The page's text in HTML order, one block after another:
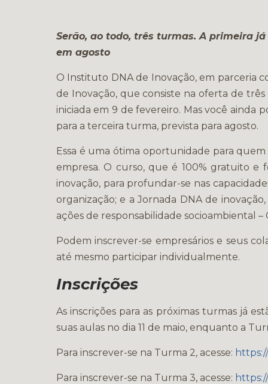
Serão, ao todo, três turmas. A primeira
em agosto
O Instituto DNA de Inovação, em parceria
de Inovação, que consiste na oferta de
iniciada em 9 de fevereiro. Mas você ainda
para a terceira turma, prevista para agosto.
Essa é uma ótima oportunidade para
empresa. O curso, que é 100% gratuito e
inovação, para profundar-se nas
organização; e a Jornada DNA de
ações de responsabilidade socioambiental
Podem inscrever-se empresários e seus
até mesmo participar individualmente.
Inscrições
As inscrições para as próximas turmas já
suas aulas no dia 11 de maio, enquanto a
Para inscrever-se na Turma 2, acesse:
Para inscrever-se na Turma 3, acesse: